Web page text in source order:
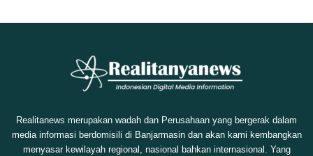
Realitanews merupakan wadah dan Perusahaan yang bergerak dalam
media informasi berdomisili di Banjarmasin dan akan kami kembangkan
menyasar kewilayah regional, nasional bahkan internasional. Yang